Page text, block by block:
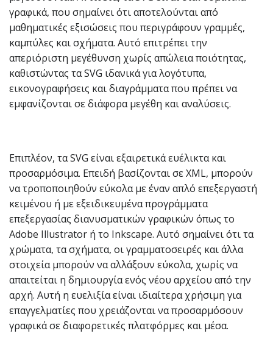
γραφικά, που σημαίνει ότι αποτελούνται από
μαθηματικές εξισώσεις που περιγράφουν γραμμές,
καμπύλες και σχήματα. Αυτό επιτρέπει την
απεριόριστη μεγέθυνση χωρίς απώλεια ποιότητας,
καθιστώντας τα SVG ιδανικά για λογότυπα,
εικονογραφήσεις και διαγράμματα που πρέπει να
εμφανίζονται σε διάφορα μεγέθη και αναλύσεις.
Επιπλέον, τα SVG είναι εξαιρετικά ευέλικτα και
προσαρμόσιμα. Επειδή βασίζονται σε XML, μπορούν
να τροποποιηθούν εύκολα με έναν απλό επεξεργαστή
κειμένου ή με εξειδικευμένα προγράμματα
επεξεργασίας διανυσματικών γραφικών όπως το
Adobe Illustrator ή το Inkscape. Αυτό σημαίνει ότι τα
χρώματα, τα σχήματα, οι γραμματοσειρές και άλλα
στοιχεία μπορούν να αλλάξουν εύκολα, χωρίς να
απαιτείται η δημιουργία ενός νέου αρχείου από την
αρχή. Αυτή η ευελιξία είναι ιδιαίτερα χρήσιμη για
επαγγελματίες που χρειάζονται να προσαρμόσουν
γραφικά σε διαφορετικές πλατφόρμες και μέσα.